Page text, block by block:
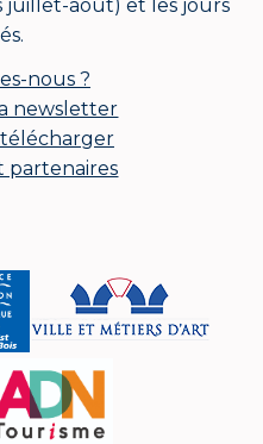
juillet-août) et les jours
nous ?
newsletter
partenaires